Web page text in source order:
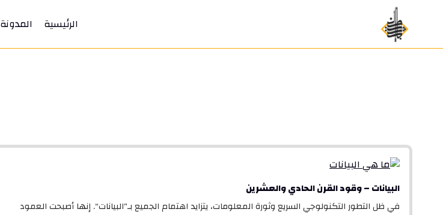
الرئيسية المدونة
البيانات – وقود القرن الحادي والعشرين
في ظل التطور التكنولوجي السريع وثورة المعلومات، يتزايد اهتمام الجميع بـ”البيانات“. إنها أصبحت العمود